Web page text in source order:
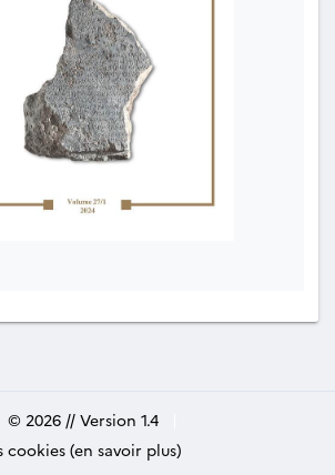
© 2026 // Version 1.4
cookies (en savoir plus)